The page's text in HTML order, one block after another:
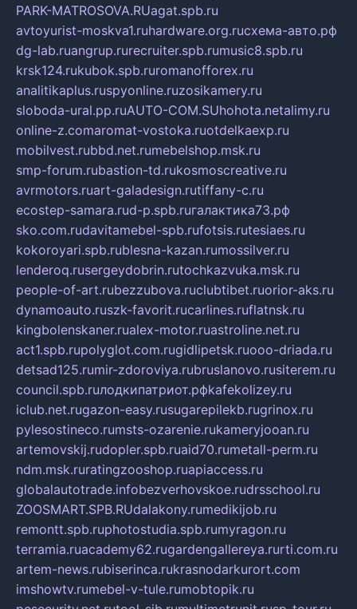
PARK-MATROSOVA.RUagat.spb.ru
avtoyurist-moskva1.ruhardware.org.ruсхема-авто.рф
dg-lab.ruangrup.rurecruiter.spb.rumusic8.spb.ru
krsk124.rukubok.spb.ruromanofforex.ru
analitikaplus.ruspyonline.ruzosikamery.ru
sloboda-ural.pp.ruAUTO-COM.SUhohota.netalimy.ru
online-z.comaromat-vostoka.ruotdelkaexp.ru
mobilvest.rubbd.net.rumebelshop.msk.ru
smp-forum.rubastion-td.rukosmoscreative.ru
avrmotors.ruart-galadesign.rutiffany-c.ru
ecostep-samara.rud-p.spb.ruгалактика73.рф
sko.com.rudavitamebel-spb.rufotsis.rutesiaes.ru
kokoroyari.spb.rublesna-kazan.rumossilver.ru
lenderoq.rusergeydobrin.rutochkazvuka.msk.ru
people-of-art.rubezzubova.ruclubtibet.ruorior-aks.ru
dynamoauto.ruszk-favorit.rucarlines.ruflatnsk.ru
kingbolenskaner.rualex-motor.ruastroline.net.ru
act1.spb.rupolyglot.com.rugidlipetsk.ruooo-driada.ru
detsad125.rumir-zdoroviya.rubruslanovo.rusiterem.ru
council.spb.ruлодкипатриот.рфkafekolizey.ru
iclub.net.rugazon-easy.rusugarepilekb.rugrinox.ru
pylesostineco.rumsts-ozarenie.rukameryjooan.ru
artemovskij.rudopler.spb.ruaid70.rumetall-perm.ru
ndm.msk.ruratingzooshop.ruapiaccess.ru
globalautotrade.infobezverhovskoe.rudrsschool.ru
ZOOSMART.SPB.RUdalakony.rumedikijob.ru
remontt.spb.ruphotostudia.spb.rumyragon.ru
terramia.ruacademy62.rugardengallereya.rurti.com.ru
artem-news.rubiserinca.rukrasnodarkurort.com
imshowtv.rumebel-v-tule.rumobtopik.ru